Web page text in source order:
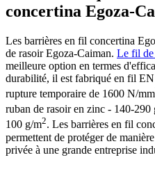
concertina Egoza-
Les barrières en fil concertina
de rasoir Egoza-Caiman. Le fil de
meilleure option en termes
durabilité, il est fabriqué en fil EN
rupture temporaire de 1600 N/mm
ruban de rasoir en zinc - 140-290
100 g/m2. Les barrières en fil
permettent de protéger de
privée à une grande entreprise